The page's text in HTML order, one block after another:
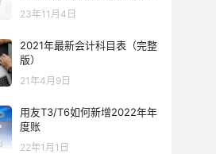
30531）
23年11月4日
2021年最新会计科目表（完整
版）
21年4月9日
用友T3/T6如何新增2022年年
度账
22年1月1日